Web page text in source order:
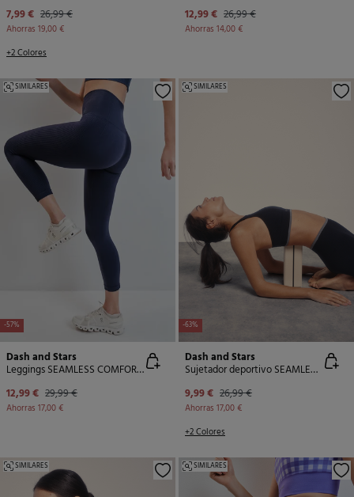
7,99 € 26,99 €
Ahorras 19,00 €
+2 Colores
12,99 € 26,99 €
Ahorras 14,00 €
-57%
SIMILARES
Dash and Stars
Leggings SEAMLESS COMFORT crop azul
12,99 € 29,99 €
Ahorras 17,00 €
-63%
SIMILARES
Dash and Stars
Sujetador deportivo SEAMLESS COMFORT negro
9,99 € 26,99 €
Ahorras 17,00 €
+2 Colores
SIMILARES SIMILARES